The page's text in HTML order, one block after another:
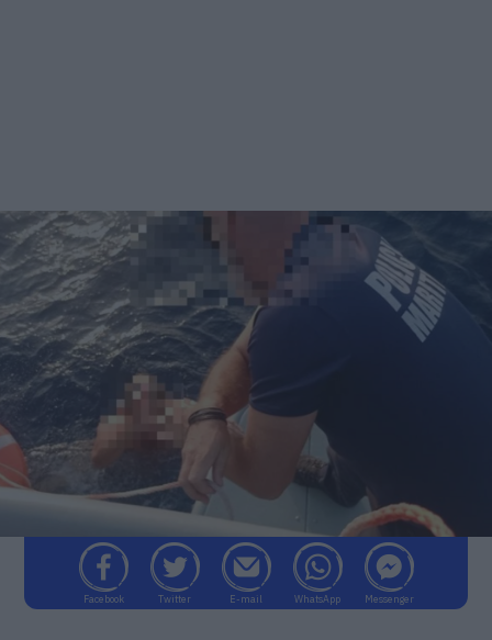
Facebook Twitter E-mail WhatsApp Messenger